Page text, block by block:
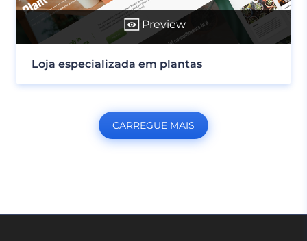
Preview
Loja especializada em plantas
CARREGUE MAIS